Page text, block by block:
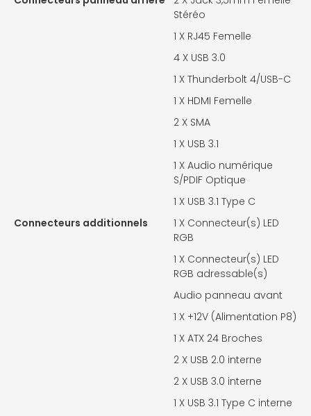
Stéréo
1 X RJ45 Femelle
4 X USB 3.0
1 X Thunderbolt 4/USB-C
1 X HDMI Femelle
2 X SMA
1 X USB 3.1
1 X Audio numérique
S/PDIF Optique
1 X USB 3.1 Type C
Connecteurs additionnels
1 X Connecteur(s) LED
RGB
1 X Connecteur(s) LED
RGB adressable(s)
Audio panneau avant
1 X +12V (Alimentation P8)
1 X ATX 24 Broches
2 X USB 2.0 interne
2 X USB 3.0 interne
1 X USB 3.1 Type C interne